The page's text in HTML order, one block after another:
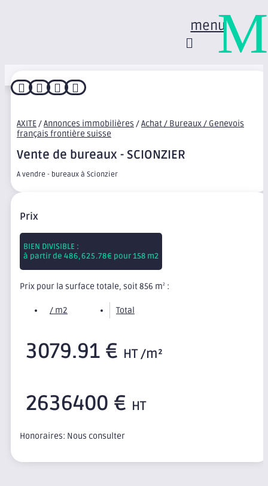
menu
   
AXITE/Annonces immobilières /Achat / Bureaux / Genevois
français frontière suisse
Vente de bureaux - SCIONZIER
A vendre - bureaux à Scionzier
Prix
BIEN DIVISIBLE :
à partir de 486,625.78€ pour 158 m2
Prix pour la surface totale, soit 856 m2 :
/ m2 Total
3079.91 € HT /m²
2636400 € HT
Honoraires: Nous consulter
M